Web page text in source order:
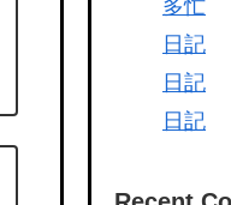
多忙
日記
日記
日記